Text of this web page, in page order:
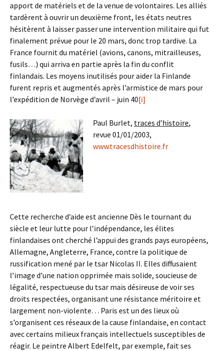
apport de matériels et de la venue de volontaires. Les alliés
tardèrent à ouvrir un deuxième front, les états neutres
hésitèrent à laisser passer une intervention militaire qui fut
finalement prévue pour le 20 mars, donc trop tardive. La
France fournit du matériel (avions, canons, mitrailleuses,
fusils…) qui arriva en partie après la fin du conflit
finlandais. Les moyens inutilisés pour aider la Finlande
furent repris et augmentés après l’armistice de mars pour
l’expédition de Norvège d’avril – juin 40[i]
Paul Burlet, traces d’histoire,
revue 01/01/2003,
www.tracesdhistoire.fr
Cette recherche d’aide est ancienne Dès le tournant du
siècle et leur lutte pour l’indépendance, les élites
finlandaises ont cherché l’appui des grands pays européens,
Allemagne, Angleterre, France, contre la politique de
russification mené par le tsar Nicolas II. Elles diffusaient
l’image d’une nation opprimée mais solide, soucieuse de
légalité, respectueuse du tsar mais désireuse de voir ses
droits respectées, organisant une résistance méritoire et
largement non-violente… Paris est un des lieux où
s’organisent ces réseaux de la cause finlandaise, en contact
avec certains milieux français intellectuels susceptibles de
réagir. Le peintre Albert Edelfelt, par exemple, fait ses